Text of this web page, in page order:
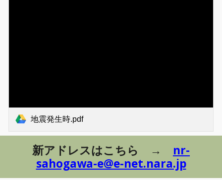
地震発生時.pdf
新アドレスはこちら → nr-
sahogawa-e@e-net.nara.jp